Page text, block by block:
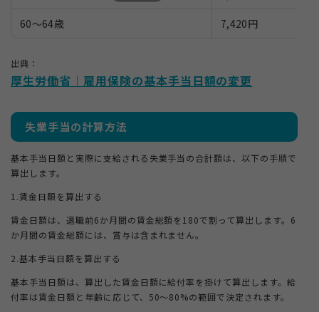
60〜64歳 7,420円
出典：
厚生労働省｜雇用保険の基本手当日額の変更
失業手当の計算方法
基本手当日額と実際に支給される失業手当の合計額は、以下の手順で
算出します。
1.賃金日額を算出する
賃金日額は、退職前6か月間の賃金総額を180で割って算出します。6
か月間の賃金総額には、賞与は含まれません。
2.基本手当日額を算出する
基本手当日額は、算出した賃金日額に給付率を掛けて算出します。給
付率は賃金日額と年齢に応じて、50〜80%の範囲で決定されます。